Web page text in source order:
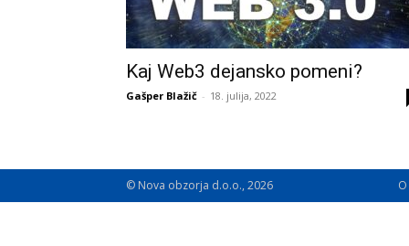
Kaj Web3 dejansko pomeni?
Gašper Blažič - 18. julija, 2022
© Nova obzorja d.o.o., 2026